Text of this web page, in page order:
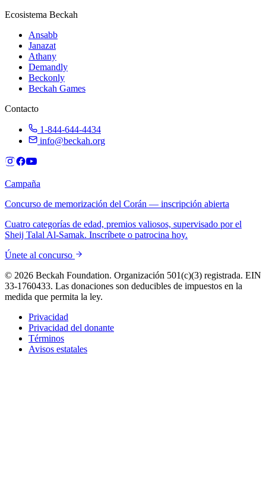
Ecosistema Beckah
Ansabb
Janazat
Athany
Demandly
Beckonly
Beckah Games
Contacto
1-844-644-4434
info@beckah.org
Campaña
Concurso de memorización del Corán — inscripción abierta
Cuatro categorías de edad, premios valiosos, supervisado por el
Sheij Talal Al-Samak. Inscríbete o patrocina hoy.
Únete al concurso
© 2026 Beckah Foundation. Organización 501(c)(3) registrada. EIN
33-1760433. Las donaciones son deducibles de impuestos en la
medida que permita la ley.
Privacidad
Privacidad del donante
Términos
Avisos estatales